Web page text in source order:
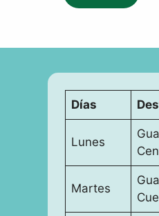
5
Días
Lunes
Martes